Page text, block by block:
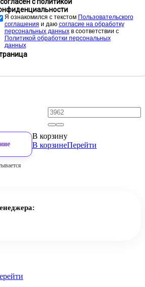
Я ознакомился с текстом Пользовательского
соглашения и даю cогласие на обработку
персональных данныхв соответствии с
Политикой обработки персональных
данных
В корзину
В корзинеПерейти